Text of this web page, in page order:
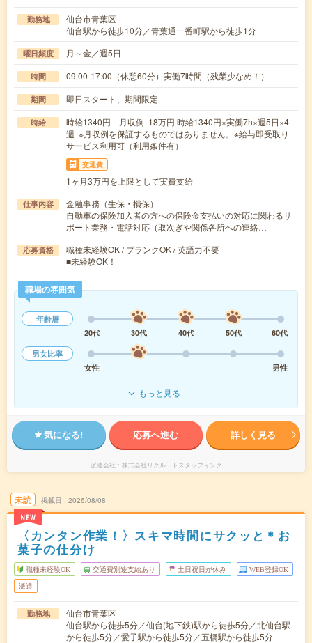
勤務地
仙台市青葉区
仙台駅から徒歩10分／青葉通一番町駅から徒歩1分
曜日頻度 月～金／週5日
時間 09:00-17:00（休憩60分）実働7時間（残業少なめ！）
期間 即日スタート、期間限定
時給
時給1340円 月収例 18万円 時給1340円×実働7h×週5日×4
週 ※月収例を保証するものではありません。※給与即受取り
サービス利用可（利用条件有）
交通費
1ヶ月3万円を上限として実費支給
仕事内容
金融事務（生保・損保）
自動車の保険加入者の方への保険金支払いの対応に関わるサ
ポート業務・電話対応（取次ぎや関係各所への連絡…
応募資格
職種未経験OK / ブランクOK / 英語力不要
■未経験OK！
職場の雰囲気
年齢層
20代
30代 40代 50代
60代
男女比率
女性
男性
もっと見る
気になる! 応募へ進む 詳しく見る
派遣会社 株式会社リクルートスタッフィング
未読
NEW
掲載日 2026/08/08
〈カンタン作業！〉スキマ時間にサクッと＊お
菓子の仕分け
職種未経験OK 交通費別途支給あり 土日祝日が休み WEB登録OK
派遣
勤務地
仙台市青葉区
仙台駅から徒歩5分／仙台(地下鉄)駅から徒歩5分／北仙台駅
から徒歩5分／愛子駅から徒歩5分／五橋駅から徒歩5分